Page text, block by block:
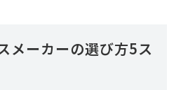
メーカーの選び方5ス